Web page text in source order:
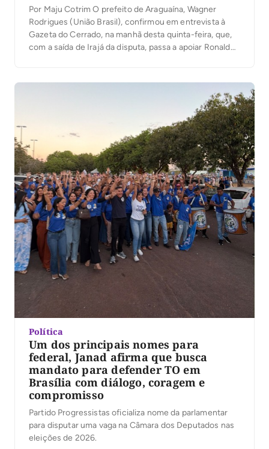
Por Maju Cotrim O prefeito de Araguaína, Wagner
Rodrigues (União Brasil), confirmou em entrevista à
Gazeta do Cerrado, na manhã desta quinta-feira, que,
com a saída de Irajá da disputa, passa a apoiar Ronaldo
isso as […]
Política
Um dos principais nomes para
federal, Janad afirma que busca
mandato para defender TO em
Brasília com diálogo, coragem e
compromisso
Partido Progressistas oficializa nome da parlamentar
para disputar uma vaga na Câmara dos Deputados nas
eleições de 2026.